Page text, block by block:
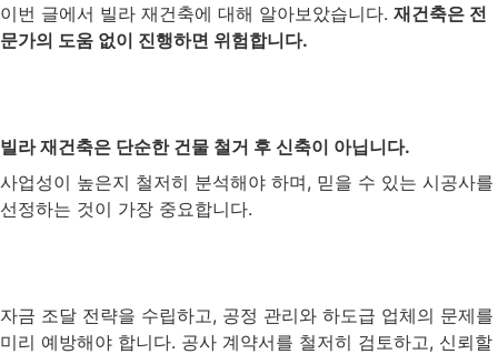
이번 글에서 빌라 재건축에 대해 알아보았습니다. 재건축은 전
문가의 도움 없이 진행하면 위험합니다.
빌라 재건축은 단순한 건물 철거 후 신축이 아닙니다.
사업성이 높은지 철저히 분석해야 하며, 믿을 수 있는 시공사를
선정하는 것이 가장 중요합니다.
자금 조달 전략을 수립하고, 공정 관리와 하도급 업체의 문제를
미리 예방해야 합니다. 공사 계약서를 철저히 검토하고, 신뢰할